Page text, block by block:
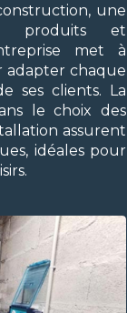
une
produits et
met à
adapter chaque
ses clients. La
le choix des
assurent
idéales pour